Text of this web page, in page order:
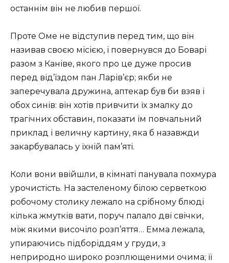
останнім він не любив першої.
Проте Оме не відступив перед тим, що він
називав своєю місією, і повернувся до Боварі
разом з Каніве, якого про це дуже просив
перед від’їздом пан Ларів’єр; якби не
заперечувала дружина, аптекар був би взяв і
обох синів: він хотів привчити їх змалку до
трагічних обставин, показати їм повчальний
приклад і величну картину, яка б назавжди
закарбувалась у їхній пам’яті.
Коли вони ввійшли, в кімнаті панувала похмура
урочистість. На застеленому білою серветкою
робочому столику лежало на срібному блюді
кілька жмутків вати, поруч палало дві свічки,
між якими височіло розп’яття… Емма лежала,
упираючись підборіддям у груди, з
неприродно широко розплющеними очима; її